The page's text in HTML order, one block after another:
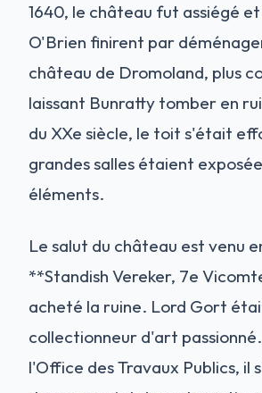
1640, le château fut assiégé
O'Brien finirent par
château de Dromoland, plus
laissant Bunratty tomber en
du XXe siècle, le toit s'était
grandes salles étaient
éléments.
Le salut du château est venu
**Standish Vereker, 7e
acheté la ruine. Lord Gort
collectionneur d'art
l'Office des Travaux Publics, il